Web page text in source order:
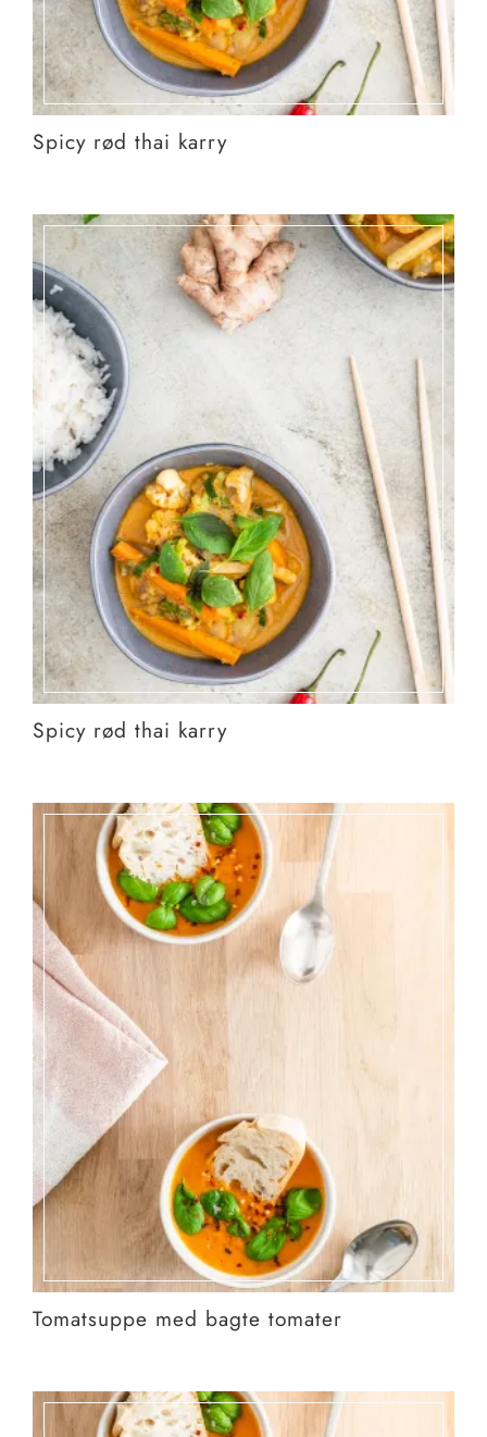
Spicy rød thai karry
Spicy rød thai karry
Tomatsuppe med bagte tomater